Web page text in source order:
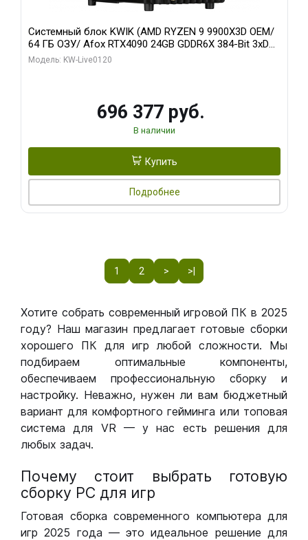
Системный блок KWIK (AMD RYZEN 9 9900X3D OEM/
64 ГБ ОЗУ/ Afox RTX4090 24GB GDDR6X 384-Bit 3xDP
HDMI ATX Turbo/ 1 ТБ SSD)
Модель: KW-Live0120
696 377 руб.
В наличии
Купить
Подробнее
1 2 > >|
Хотите собрать современный игровой ПК в 2025
году? Наш магазин предлагает готовые сборки
хорошего ПК для игр любой сложности. Мы
подбираем оптимальные компоненты,
обеспечиваем профессиональную сборку и
настройку. Неважно, нужен ли вам бюджетный
вариант для комфортного гейминга или топовая
система для VR — у нас есть решения для
любых задач.
Почему стоит выбрать готовую
сборку РС для игр
Готовая сборка современного компьютера для
игр 2025 года — это идеальное решение для